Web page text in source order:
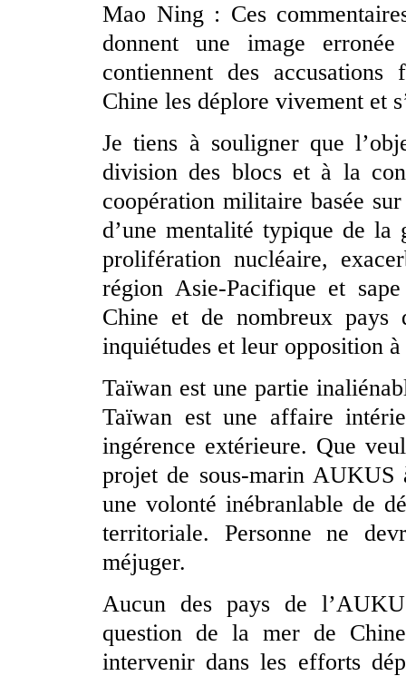
Mao Ning : Ces
donnent une image
contiennent des
Chine les déplore vivement et
Je tiens à souligner que
division des blocs et à la
coopération militaire basée
d’une mentalité typique de
prolifération nucléaire,
région Asie-Pacifique et
Chine et de nombreux
inquiétudes et leur opposition
Taïwan est une partie
Taïwan est une affaire
ingérence extérieure. Que
projet de sous-marin
une volonté inébranlable de
territoriale. Personne ne
méjuger.
Aucun des pays de
question de la mer de
intervenir dans les efforts